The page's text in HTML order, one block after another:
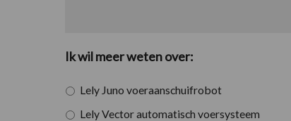
Ik wil meer weten over:
Lely Juno voeraanschuifrobot
Lely Vector automatisch voersysteem